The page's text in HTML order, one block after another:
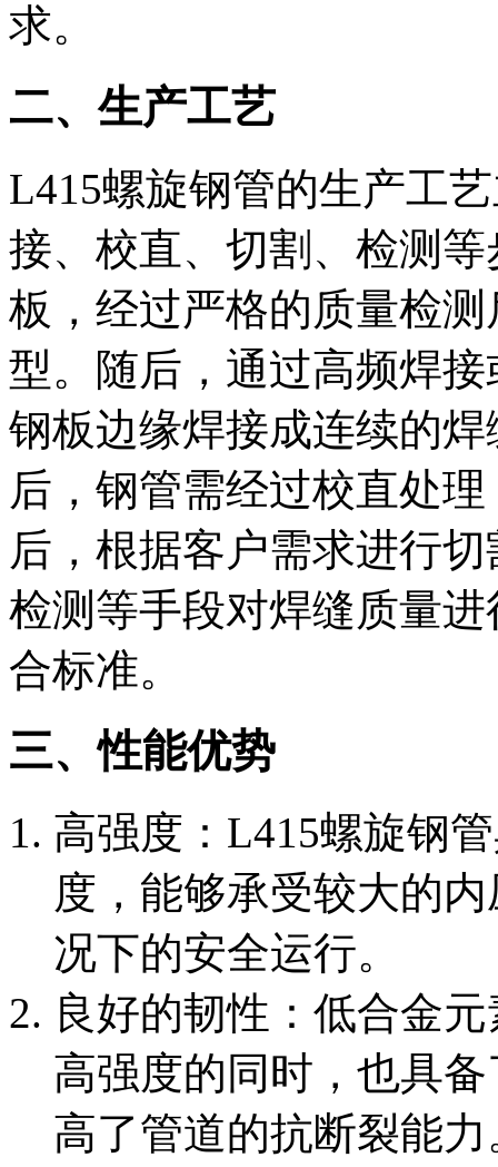
求。
二、生产工艺
L415螺旋钢管的生产工
接、校直、切割、检测
板，经过严格的质量检
型。随后，通过高频焊
钢板边缘焊接成连续的
后，钢管需经过校直处
后，根据客户需求进行
检测等手段对焊缝质量
合标准。
三、性能优势
高强度‌：L415螺旋钢
度，能够承受较大的
况下的安全运行。
良好的韧性‌：低合金
高强度的同时，也具
高了管道的抗断裂能力